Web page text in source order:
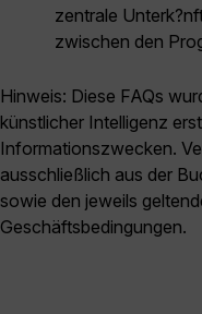
zentrale
zwischen den
Hinweis: Diese FAQs
künstlicher Intelligenz
Informationszwecken.
ausschließlich aus der
sowie den jeweils
Geschäftsbedingungen.